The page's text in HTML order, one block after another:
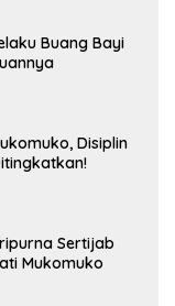
Buang Bayi
Disiplin
Sertijab
Mukomuko